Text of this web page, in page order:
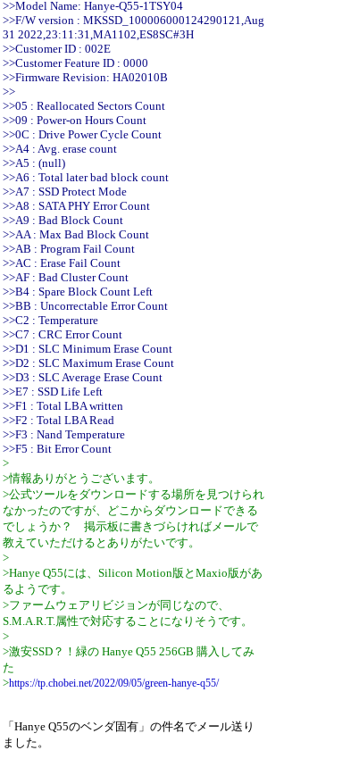
>>Model Name: Hanye-Q55-1TSY04
>>F/W version : MKSSD_100006000124290121,Aug
31 2022,23:11:31,MA1102,ES8SC#3H
>>Customer ID : 002E
>>Customer Feature ID : 0000
>>Firmware Revision: HA02010B
>>
>>05 : Reallocated Sectors Count
>>09 : Power-on Hours Count
>>0C : Drive Power Cycle Count
>>A4 : Avg. erase count
>>A5 : (null)
>>A6 : Total later bad block count
>>A7 : SSD Protect Mode
>>A8 : SATA PHY Error Count
>>A9 : Bad Block Count
>>AA : Max Bad Block Count
>>AB : Program Fail Count
>>AC : Erase Fail Count
>>AF : Bad Cluster Count
>>B4 : Spare Block Count Left
>>BB : Uncorrectable Error Count
>>C2 : Temperature
>>C7 : CRC Error Count
>>D1 : SLC Minimum Erase Count
>>D2 : SLC Maximum Erase Count
>>D3 : SLC Average Erase Count
>>E7 : SSD Life Left
>>F1 : Total LBA written
>>F2 : Total LBA Read
>>F3 : Nand Temperature
>>F5 : Bit Error Count
>
>情報ありがとうございます。
>公式ツールをダウンロードする場所を見つけられ
なかったのですが、どこからダウンロードできる
でしょうか？ 掲示板に書きづらければメールで
教えていただけるとありがたいです。
>
>Hanye Q55には、Silicon Motion版とMaxio版があ
るようです。
>ファームウェアリビジョンが同じなので、
S.M.A.R.T.属性で対応することになりそうです。
>
>激安SSD？！緑の Hanye Q55 256GB 購入してみ
た
>https://tp.chobei.net/2022/09/05/green-hanye-q55/
「Hanye Q55のベンダ固有」の件名でメール送り
ました。